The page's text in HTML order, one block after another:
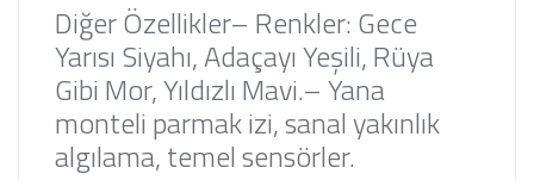
Diğer Özellikler– Renkler: Gece
Yarısı Siyahı, Adaçayı Yeşili, Rüya
Gibi Mor, Yıldızlı Mavi.– Yana
monteli parmak izi, sanal yakınlık
algılama, temel sensörler.